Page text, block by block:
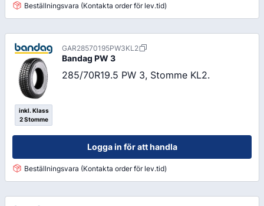
Beställningsvara (Kontakta order för lev.tid)
inkl. Klass
2 Stomme
GAR28570195PW3KL2
Bandag PW 3
285/70R19.5 PW 3, Stomme KL2.
Logga in för att handla
Beställningsvara (Kontakta order för lev.tid)